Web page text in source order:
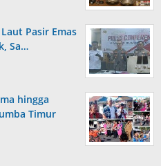
Pasir Emas
Sa…
hingga
Timur